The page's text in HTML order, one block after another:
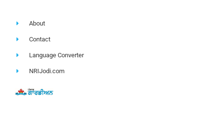
About
Contact
Language Converter
NRIJodi.com